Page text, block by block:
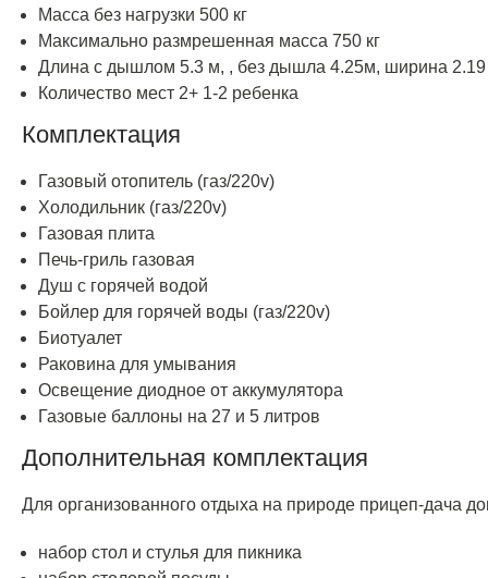
Масса без нагрузки 500 кг
Максимально размрешенная масса 750 кг
Длина с дышлом 5.3 м, , без дышла 4.25м, ширина
Количество мест 2+ 1-2 ребенка
Комплектация
Газовый отопитель (газ/220v)
Холодильник (газ/220v)
Газовая плита
Печь-гриль газовая
Душ с горячей водой
Бойлер для горячей воды (газ/220v)
Биотуалет
Раковина для умывания
Освещение диодное от аккумулятора
Газовые баллоны на 27 и 5 литров
Дополнительная комплектация
Для организованного отдыха на природе прицеп-дача
набор стол и стулья для пикника